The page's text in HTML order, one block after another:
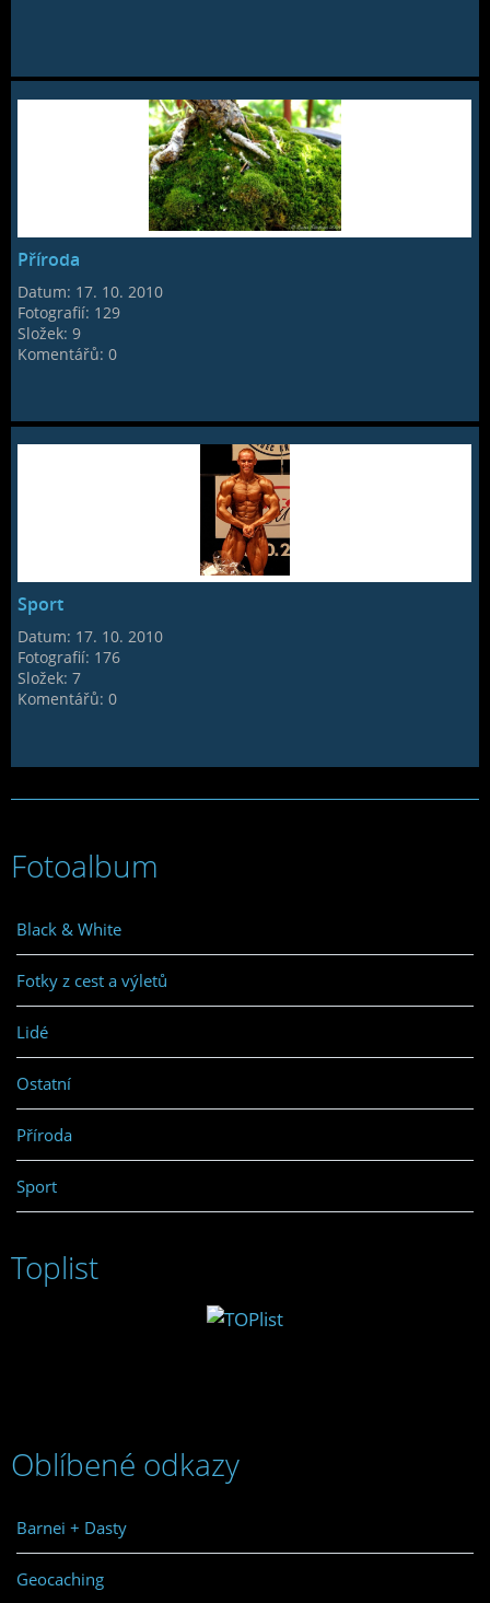
Příroda
Datum: 17. 10. 2010
Fotografií: 129
Složek:9
Komentářů:0
Sport
Datum: 17. 10. 2010
Fotografií: 176
Složek:7
Komentářů:0
Fotoalbum
Black & White
Fotky z cest a výletů
Lidé
Ostatní
Příroda
Sport
Toplist
Oblíbené odkazy
Barnei + Dasty
Geocaching